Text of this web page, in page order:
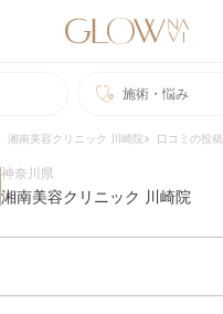
施術・悩み
湘南美容クリニック 川崎院 口コミの投稿
神奈川県
湘南美容クリニック 川崎院